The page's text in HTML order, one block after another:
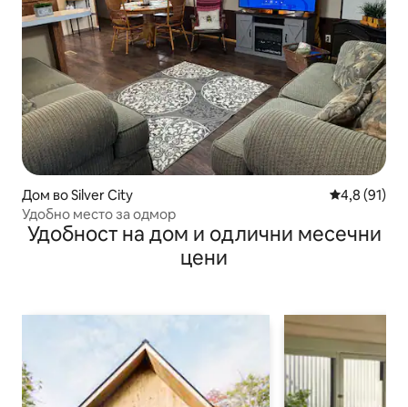
Дом во Silver City Просечна
4,8 (91)
Удобно место за одмор
Удобност на дом и одлични месечни
цени